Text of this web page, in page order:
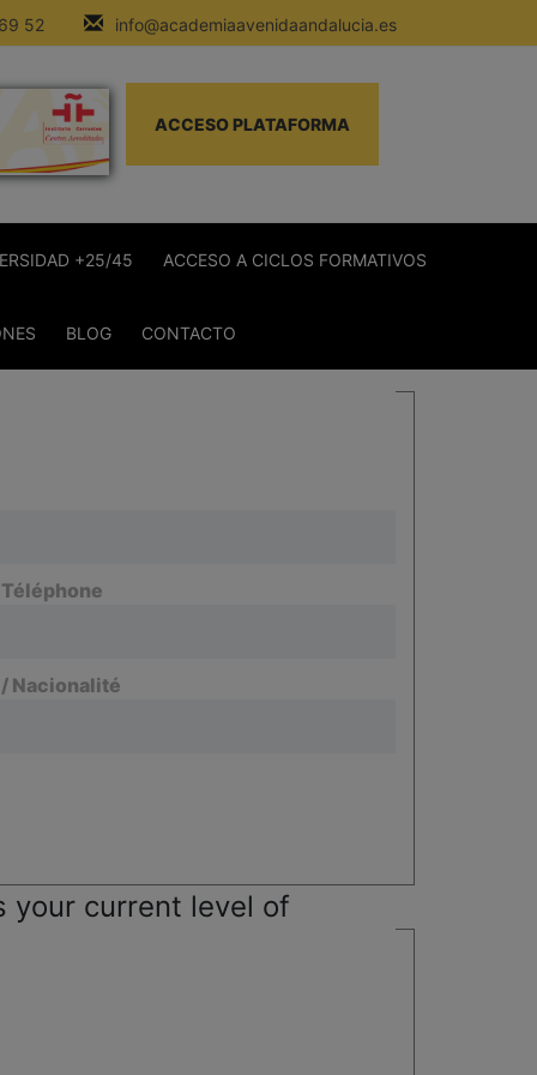
info@academiaavenidaandalucia.es
52
ACCESO PLATAFORMA
+25/45 ACCESO A CICLOS FORMATIVOS
BLOG CONTACTO
Nacionalité
your current level of